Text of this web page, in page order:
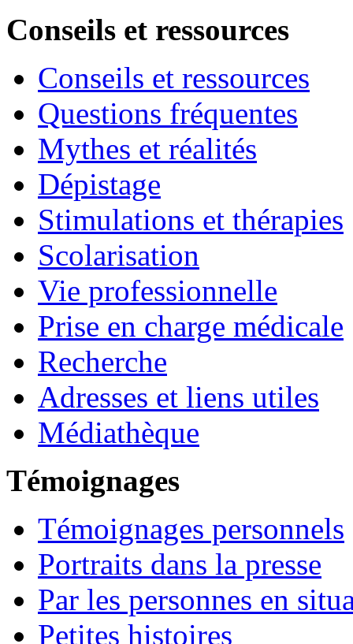
Conseils et ressources
Conseils et ressources
Questions fréquentes
Mythes et réalités
Dépistage
Stimulations et thérapies
Scolarisation
Vie professionnelle
Prise en charge médicale
Recherche
Adresses et liens utiles
Médiathèque
Témoignages
Témoignages personnels
Portraits dans la presse
Par les personnes en
Petites histoires